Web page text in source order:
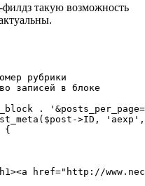
филдз такую возможность
рубрики
записей в блоке
.
>ID,
{
href="http://